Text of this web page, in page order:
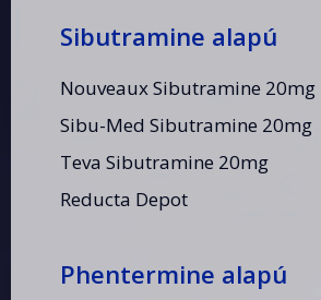
Sibutramine alapú
Nouveaux Sibutramine 20mg
Sibu-Med Sibutramine 20mg
Teva Sibutramine 20mg
Reducta Depot
Phentermine alapú